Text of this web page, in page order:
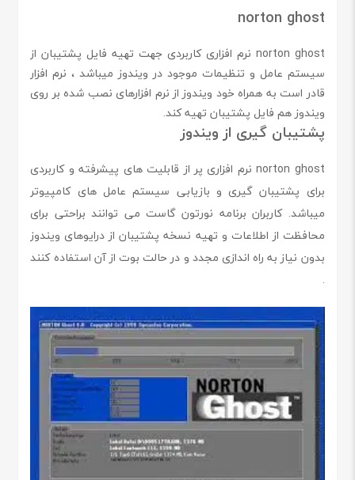
norton ghost
norton ghost نرم افزاری کاربردی جهت تهیه فایل پشتیبان از
سیستم عامل و تنظیمات موجود در ویندوز میباشد ، نرم افزار
قادر است به همراه خود ویندوز از نرم افزارهای نصب شده بر روی
ویندوز هم فایل پشتیبان تهیه کند.
پشتیبان گیری از ویندوز
norton ghost نرم افزاری پر از قابلیت های پیشرفته و کاربردی
برای پشتیبان گیری و بازیابی سیستم عامل های کامپیوتر
میباشد. کاربران برنامه نورتون گاست می توانند براحتی برای
محافظت از اطلاعات و تهیه نسخه پشتیبان از درایوهای ویندوز
بدون نیاز به راه اندازی مجدد و در حالت بوت از آن استفاده کنند
.